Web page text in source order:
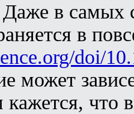
Даже в
в
doi/
может
что